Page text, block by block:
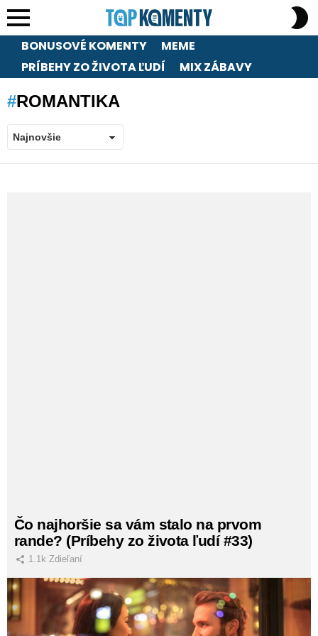
Menu
BONUSOVÉ KOMENTY
MEME
PRÍBEHY ZO ŽIVOTA ĽUDÍ
MIX ZÁBAVY
ROMANTIKA
Čo najhoršie sa vám stalo na prvom
rande? (Príbehy zo života ľudí #33)
1.1k Zdieľaní